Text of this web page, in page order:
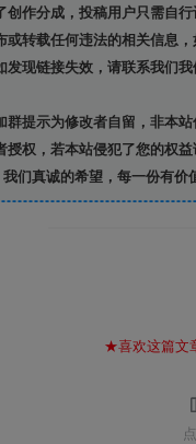
作分成，投稿用户只需自行
转载任何违法的相关信息
现链接失效，请联系我们
提示为修改者自留， 非本站
权，若本站侵犯了您的权
们真诚的希望，每一份有价
★喜欢这篇文